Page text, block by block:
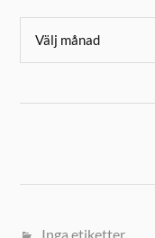
Inga etiketter